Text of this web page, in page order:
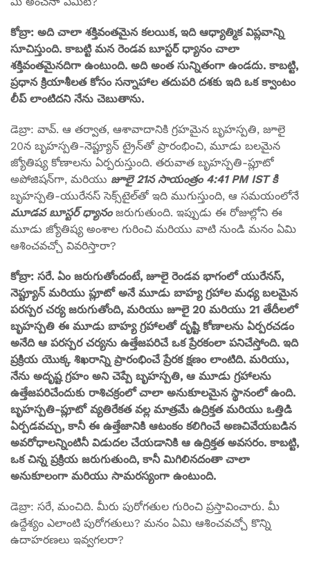
కోబ్రా: అది చాలా శక్తివంతమైన కలయిక, ఇది ఆధ్యాత్మిక విప్లవాన్ని
సూచిస్తుంది. కాబట్టి మన రెండవ బూస్టర్ ధ్యానం చాలా
శక్తివంతమైనదిగా ఉంటుంది. అది అంత సున్నితంగా ఉండదు. కాబట్టి,
ప్రధాన క్రియాశీలత కోసం సన్నాహాల తదుపరి దశకు ఇది ఒక క్వాంటం
లీప్ లాంటిదని నేను చెబుతాను.
డెబ్రా: వావ్. ఆ తర్వాత, ఆశావాదానికి గ్రహమైన బృహస్పతి, జూలై
20న బృహస్పతి-నెప్ట్యూన్ ట్రైన్‌తో ప్రారంభించి, మూడు బలమైన
జ్యోతిష్య కోణాలను ఏర్పరుస్తుంది. తరువాత బృహస్పతి-ప్లూటో
అపోజిషన్‌గా, మరియు జూలై 21న సాయంత్రం 4:41 PM IST కి
బృహస్పతి-యురేనస్ సెక్స్‌టైల్‌తో ఇది ముగుస్తుంది, ఆ సమయంలోనే
మూడవ బూస్టర్ ధ్యానంజరుగుతుంది. ఇప్పుడు ఈ రోజుల్లోని ఈ
మూడు జ్యోతిష్య అంశాల గురించి మరియు వాటి నుండి మనం ఏమి
ఆశించవచ్చో వివరిస్తారా?
కోబ్రా: సరే. ఏం జరుగుతోందంటే, జూలై రెండవ భాగంలో యురేనస్,
నెప్ట్యూన్ మరియు ప్లూటో అనే మూడు బాహ్య గ్రహాల మధ్య బలమైన
పరస్పర చర్య జరుగుతోంది, మరియు జూలై 20 మరియు 21 తేదీలలో
బృహస్పతి ఈ మూడు బాహ్య గ్రహాలతో దృష్టి కోణాలను ఏర్పరచడం
అనేది ఆ పరస్పర చర్యను ఉత్తేజపరిచే ఒక ప్రేరకంలా పనిచేస్తోంది. ఇది
ప్రక్రియ యొక్క శిఖరాన్ని ప్రారంభించే ప్రేరక క్షణం లాంటిది. మరియు,
నేను అదృష్ట గ్రహం అని చెప్పే బృహస్పతి, ఆ మూడు గ్రహాలను
ఉత్తేజపరిచేందుకు రాశిచక్రంలో చాలా అనుకూలమైన స్థానంలో ఉంది.
బృహస్పతి-ప్లూటో వ్యతిరేకత వల్ల మాత్రమే ఉద్రిక్తత మరియు ఒత్తిడి
ఏర్పడవచ్చు, కానీ ఈ ఉత్తేజానికి ఆటంకం కలిగించే అణచివేయబడిన
అవరోధాలన్నింటినీ విడుదల చేయడానికి ఆ ఉద్రిక్తత అవసరం. కాబట్టి,
ఒక చిన్న ప్రక్రియ జరుగుతుంది, కానీ మిగిలినదంతా చాలా
అనుకూలంగా మరియు సామరస్యంగా ఉంటుంది.
డెబ్రా: సరే, మంచిది. మీరు పురోగతుల గురించి ప్రస్తావించారు. మీ
ఉద్దేశ్యం ఎలాంటి పురోగతులు? మనం ఏమి ఆశించవచ్చో కొన్ని
ఉదాహరణలు ఇవ్వగలరా?